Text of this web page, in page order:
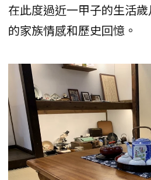
在此度過近一甲子的生活
的家族情感和歷史回憶。